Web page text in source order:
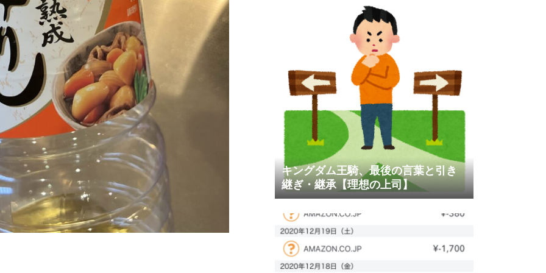
キングダム王騎、最後の言葉と引き
継ぎ・継承【理想の上司】